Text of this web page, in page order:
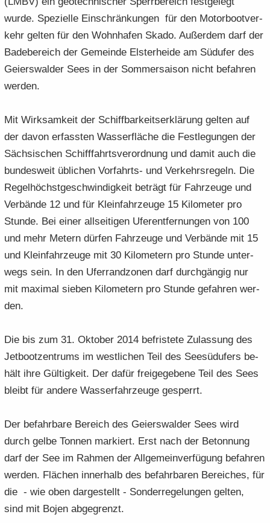
wurde. Spe­zi­el­le Ein­schrän­kun­gen für den Mo­tor­boot­ver­
kehr gel­ten für den Wohn­ha­fen Skado. Au­ßer­dem darf der
Ba­debereich der Ge­mein­de Els­ter­hei­de am Süd­ufer des
Gei­ers­wal­der Sees in der Som­mer­sai­son nicht be­fah­ren
wer­den.
Mit Wirk­sam­keit der Schiff­bar­keits­er­klä­rung gel­ten auf
der davon er­fass­ten Was­ser­flä­che die Fest­le­gun­gen der
Säch­si­schen Schiff­fahrts­ver­ord­nung und damit auch die
bun­des­weit üb­li­chen Vorfahrts-​ und Ver­kehrs­re­geln. Die
Re­gelhöchstgeschwindigkeit be­trägt für Fahr­zeu­ge und
Ver­bän­de 12 und für Klein­fahr­zeu­ge 15 Ki­lo­me­ter pro
Stun­de. Bei einer all­sei­ti­gen Uferentfernun­gen von 100
und mehr Me­tern dür­fen Fahr­zeu­ge und Ver­bän­de mit 15
und Klein­fahr­zeu­ge mit 30 Ki­lo­me­tern pro Stun­de un­ter­
wegs sein. In den Ufer­randzonen darf durch­gän­gig nur
mit ma­xi­mal sie­ben Ki­lo­me­tern pro Stun­de ge­fah­ren wer­
den.
Die bis zum 31. Ok­to­ber 2014 be­fris­te­te Zu­las­sung des
Jet­boot­zen­trums im west­li­chen Teil des See­süd­ufers be­
hält ihre Gül­tig­keit. Der dafür freigege­bene Teil des Sees
bleibt für an­de­re Was­ser­fahr­zeu­ge ge­sperrt.
Der be­fahr­ba­re Be­reich des Gei­ers­wal­der Sees wird
durch gelbe Ton­nen mar­kiert. Erst nach der Be­ton­nung
darf der See im Rah­men der Allgemein­verfügung be­fah­ren
wer­den. Flä­chen in­ner­halb des be­fahr­ba­ren Be­rei­ches, für
die - wie oben dar­ge­stellt - Son­der­re­ge­lun­gen gel­ten,
sind mit Bojen ab­gegrenzt.